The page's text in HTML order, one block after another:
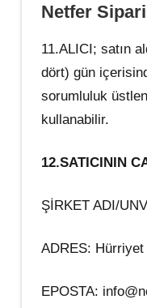
Netfer
11.ALICI; satın
dört) gün
sorumluluk
kullanabilir.
12.SATICININ
ŞİRKET ADI/
ADRES:
EPOSTA: